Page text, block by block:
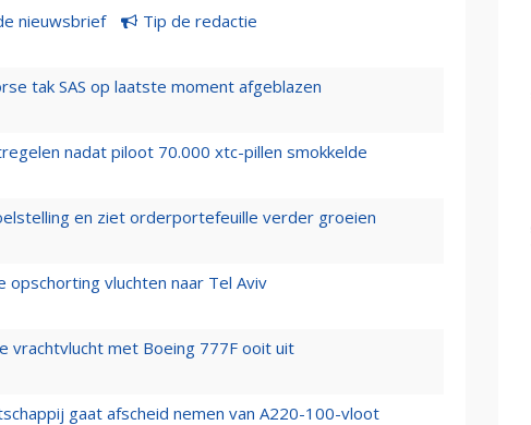
nieuwsbrief Tip de redactie
tak SAS op laatste moment afgeblazen
nadat piloot 70.000 xtc-pillen smokkelde
en ziet orderportefeuille verder groeien
opschorting vluchten naar Tel Aviv
vrachtvlucht met Boeing 777F ooit uit
gaat afscheid nemen van A220-100-vloot